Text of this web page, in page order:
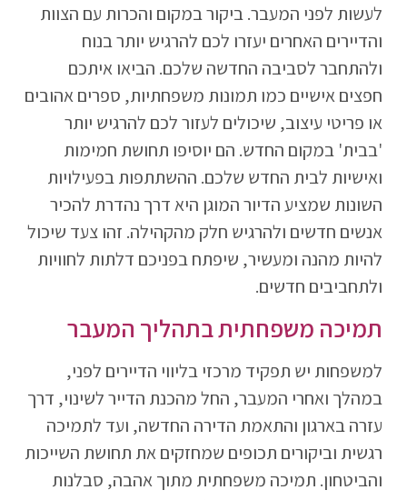
לעשות לפני המעבר. ביקור במקום והכרות עם הצוות
והדיירים האחרים יעזרו לכם להרגיש יותר בנוח
ולהתחבר לסביבה החדשה שלכם. הביאו איתכם
חפצים אישיים כמו תמונות משפחתיות, ספרים אהובים
או פריטי עיצוב, שיכולים לעזור לכם להרגיש יותר
'בבית' במקום החדש. הם יוסיפו תחושת חמימות
ואישיות לבית החדש שלכם. ההשתתפות בפעילויות
השונות שמציע הדיור המוגן היא דרך נהדרת להכיר
אנשים חדשים ולהרגיש חלק מהקהילה. זהו צעד שיכול
להיות מהנה ומעשיר, שיפתח בפניכם דלתות לחוויות
ולתחביבים חדשים.
תמיכה משפחתית בתהליך המעבר
למשפחות יש תפקיד מרכזי בליווי הדיירים לפני,
במהלך ואחרי המעבר, החל מהכנת הדייר לשינוי, דרך
עזרה בארגון והתאמת הדירה החדשה, ועד לתמיכה
רגשית וביקורים תכופים שמחזקים את תחושת השייכות
והביטחון. תמיכה משפחתית מתוך אהבה, סבלנות